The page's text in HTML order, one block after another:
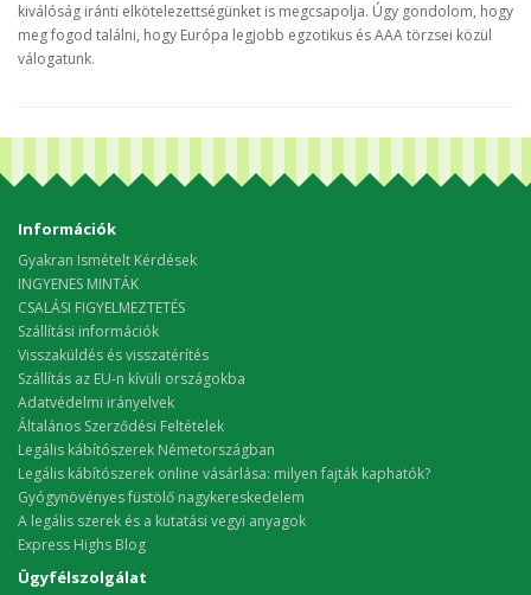
kiválóság iránti elkötelezettségünket is megcsapolja. Úgy gondolom, hogy
meg fogod találni, hogy Európa legjobb egzotikus és AAA törzsei közül
válogatunk.
Információk
Gyakran Ismételt Kérdések
INGYENES MINTÁK
CSALÁSI FIGYELMEZTETÉS
Szállítási információk
Visszaküldés és visszatérítés
Szállítás az EU-n kívüli országokba
Adatvédelmi irányelvek
Általános Szerződési Feltételek
Legális kábítószerek Németországban
Legális kábítószerek online vásárlása: milyen fajták kaphatók?
Gyógynövényes füstölő nagykereskedelem
A legális szerek és a kutatási vegyi anyagok
Express Highs Blog
Ügyfélszolgálat